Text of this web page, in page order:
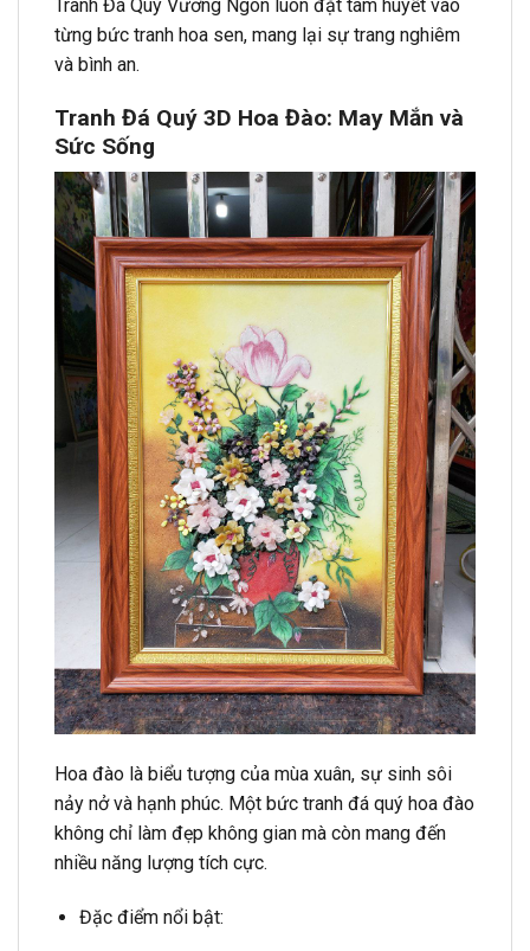
Tranh Đá Quý Vương Ngôn luôn đặt tâm huyết vào
từng bức tranh hoa sen, mang lại sự trang nghiêm
và bình an.
Tranh Đá Quý 3D Hoa Đào: May Mắn và
Sức Sống
Hoa đào là biểu tượng của mùa xuân, sự sinh sôi
nảy nở và hạnh phúc. Một bức tranh đá quý hoa đào
không chỉ làm đẹp không gian mà còn mang đến
nhiều năng lượng tích cực.
Đặc điểm nổi bật: